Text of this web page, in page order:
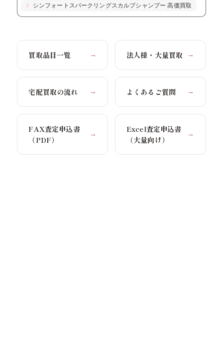
シンフォートスパークリングスカルプシャンプー 高価買取
買取品目一覧 → 法人様・大量買取 →
宅配買取の流れ → よくあるご質問 →
FAX査定申込書
（PDF）
→
Excel査定申込書
（大量向け）
→